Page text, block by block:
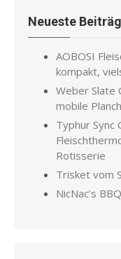
Neueste
AOBOSI
kompakt,
Weber Slate
mobile
Typhur Sync
Rotisserie
Trisket vom
NicNac’s